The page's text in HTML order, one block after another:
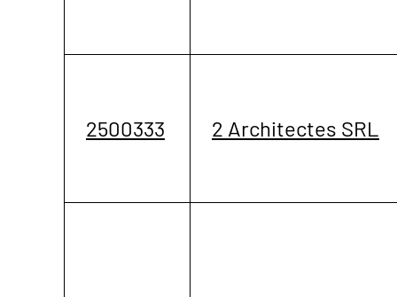
2500333 2 Architectes SRL